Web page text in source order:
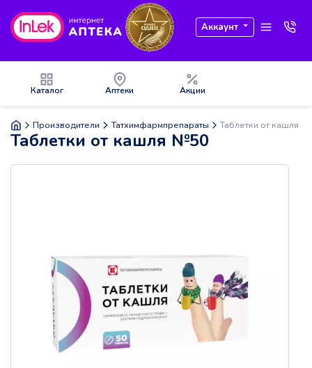
Аккаунт
Каталог Аптеки Акции
Производители Татхимфармпрепараты Таблетки от кашля
Таблетки от кашля №50